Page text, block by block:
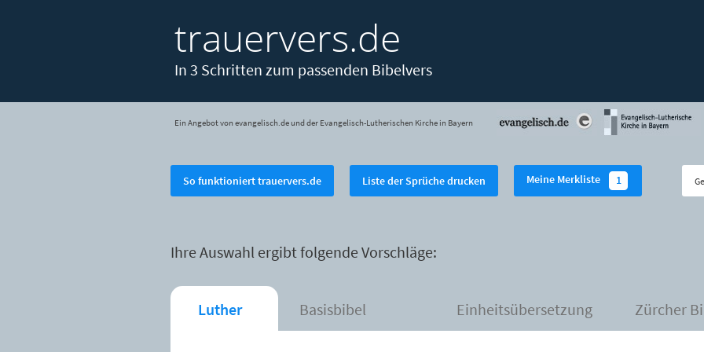
trauervers.de
In 3 Schritten zum passenden Bibelvers
Ein Angebot von evangelisch.de und der Evangelisch-Lutherischen Kirche in Bayern
So funktioniert trauervers.de Liste der Sprüche drucken Meine Merkliste 1
Ihre Auswahl ergibt folgende Vorschläge:
Luther Basisbibel Einheitsübersetzung Zürcher